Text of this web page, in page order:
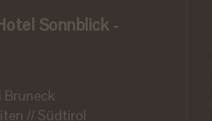
Sonnblick -
Bruneck
// Südtirol